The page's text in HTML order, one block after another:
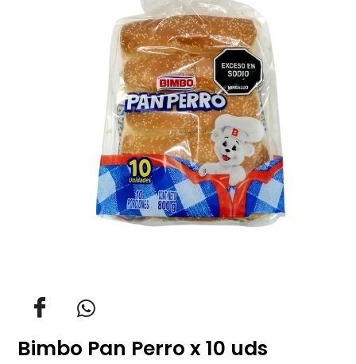
Bimbo Pan Perro x 10 uds